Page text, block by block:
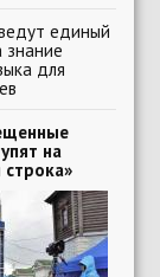
единый
знание
для
на
строка»